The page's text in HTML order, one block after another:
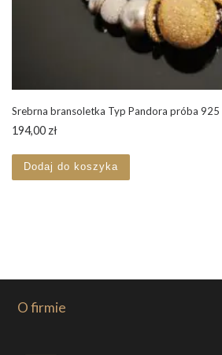
Srebrna bransoletka Typ Pandora próba 925
194,00 zł
Dodaj do koszyka
O firmie